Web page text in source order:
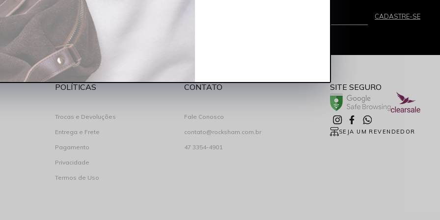
seu nome CADASTRE-SE
POLÍTICAS
Trocas e Devoluções
Entrega e Frete
Pagamento
Privacidade
Termos de Uso
CONTATO
Fale Conosco
contato@rocksham.com.br
47 3354-4901
SITE SEGURO
SEJA UM REVENDEDOR